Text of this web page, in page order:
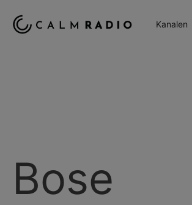
Kanalen
Bose